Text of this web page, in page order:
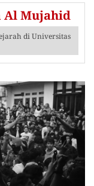
Al Mujahid
di Universitas